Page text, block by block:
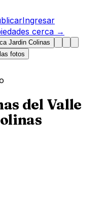
Ingresar
cerca →
fotos
del Valle